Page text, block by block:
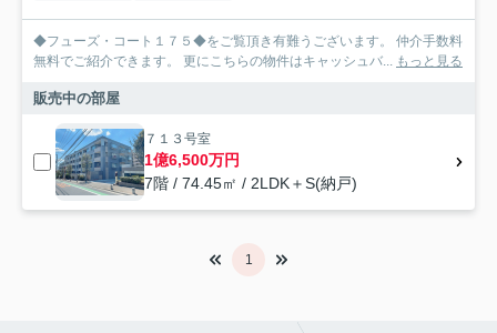
◆フューズ・コート１７５◆をご覧頂き有難うございます。 仲介手数料
無料でご紹介できます。 更にこちらの物件はキャッシュバ... もっと見る
販売中の部屋
７１３号室
1億6,500万円
7階 / 74.45㎡ / 2LDK＋S(納戸)
1